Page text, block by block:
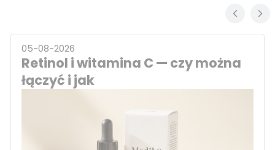
05-08-2026
Retinol i witamina C — czy można
łączyć i jak